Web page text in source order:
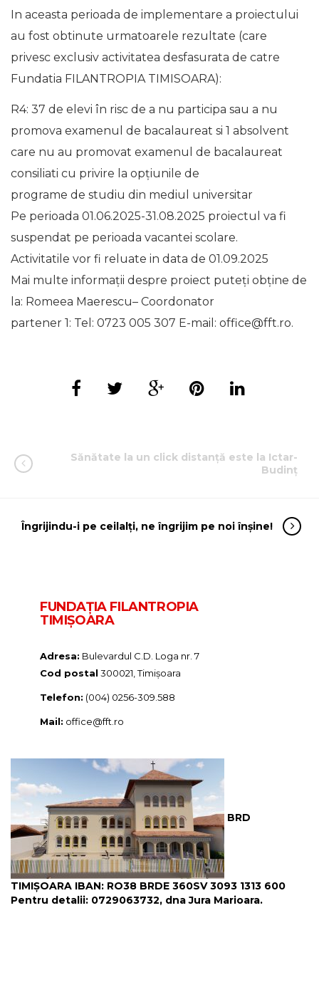
In aceasta perioada de implementare a proiectului
au fost obtinute urmatoarele rezultate (care
privesc exclusiv activitatea desfasurata de catre
Fundatia FILANTROPIA TIMISOARA):
R4: 37 de elevi în risc de a nu participa sau a nu
promova examenul de bacalaureat si 1 absolvent
care nu au promovat examenul de bacalaureat
consiliati cu privire la opțiunile de
programe de studiu din mediul universitar
Pe perioada 01.06.2025-31.08.2025 proiectul va fi
suspendat pe perioada vacantei scolare.
Activitatile vor fi reluate in data de 01.09.2025
Mai multe informații despre proiect puteți obține de
la: Romeea Maerescu– Coordonator
partener 1: Tel: 0723 005 307 E-mail: office@fft.ro.
Sănătate la un click distanță este la Ictar-
Budinț
Îngrijindu-i pe ceilalți, ne îngrijim pe noi înșine!
FUNDAŢIA FILANTROPIA
TIMIȘOARA
Adresa: Bulevardul C.D. Loga nr. 7
Cod postal 300021, Timișoara
Telefon: (004) 0256-309.588
Mail: office@fft.ro
BRD
TIMIȘOARA IBAN: RO38 BRDE 360SV 3093 1313 600
Pentru detalii: 0729063732, dna Jura Marioara.